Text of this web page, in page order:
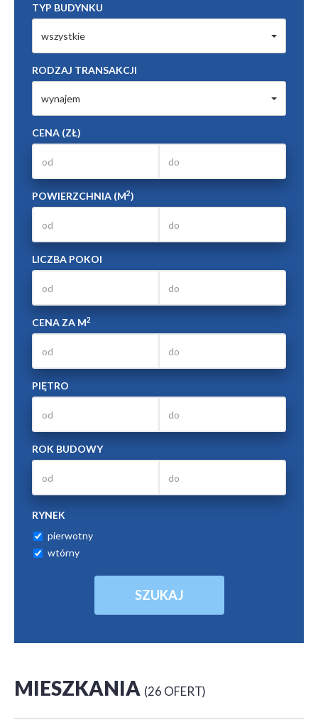
TYP BUDYNKU
wszystkie
RODZAJ TRANSAKCJI
wynajem
CENA (ZŁ)
POWIERZCHNIA (M2)
LICZBA POKOI
CENA ZA M2
PIĘTRO
ROK BUDOWY
RYNEK
pierwotny
wtórny
MIESZKANIA 26 OFERT